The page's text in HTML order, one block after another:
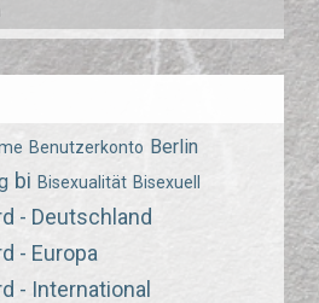
Benutzerkonto Berlin
bi Bisexualität Bisexuell
- Deutschland
- Europa
- International